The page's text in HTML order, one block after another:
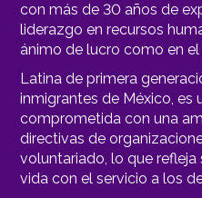
con más de 30 años de
liderazgo en recursos
ánimo de lucro como en el
Latina de primera
inmigrantes de México, es
comprometida con una
directivas de
voluntariado, lo que
vida con el servicio a los